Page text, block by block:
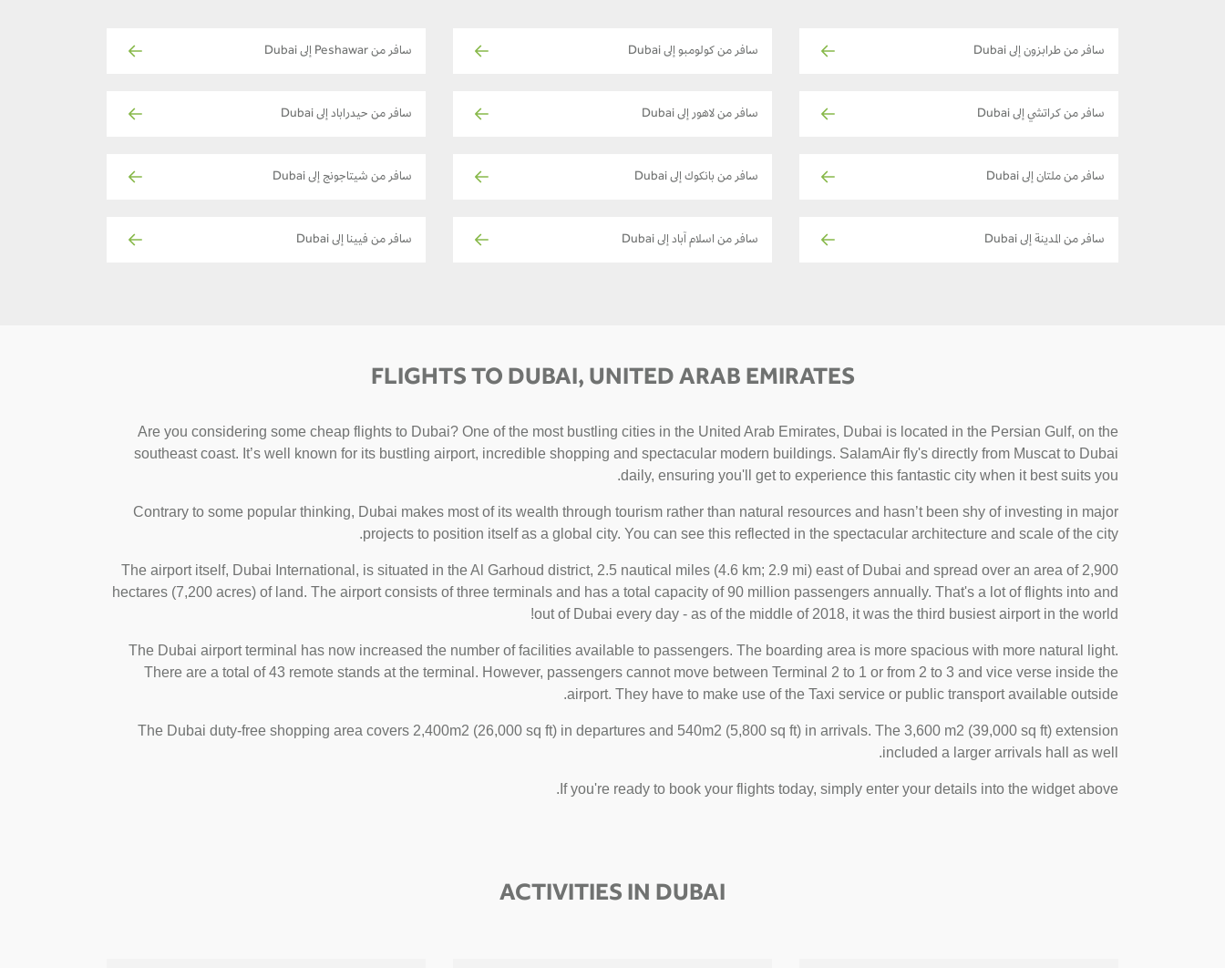
سافر من طرابزون إلى Dubai سافر من كولومبو إلى Dubai سافر من Peshawar إلى Dubai
سافر من كراتشي إلى Dubai سافر من لاهور إلى Dubai سافر من حيدراباد إلى Dubai
سافر من ملتان إلى Dubai سافر من بانكوك إلى Dubai سافر من شيتاجونج إلى Dubai
سافر من المدينة إلى Dubai سافر من اسلام آباد إلى Dubai سافر من فيينا إلى Dubai
FLIGHTS TO DUBAI, UNITED ARAB EMIRATES
Are you considering some cheap flights to Dubai? One of the most bustling cities in the United Arab Emirates, Dubai is located in the Persian Gulf, on the
southeast coast. It’s well known for its bustling airport, incredible shopping and spectacular modern buildings. SalamAir fly's directly from Muscat to Dubai
daily, ensuring you'll get to experience this fantastic city when it best suits you.
Contrary to some popular thinking, Dubai makes most of its wealth through tourism rather than natural resources and hasn’t been shy of investing in major
projects to position itself as a global city. You can see this reflected in the spectacular architecture and scale of the city.
The airport itself, Dubai International, is situated in the Al Garhoud district, 2.5 nautical miles (4.6 km; 2.9 mi) east of Dubai and spread over an area of 2,900
hectares (7,200 acres) of land. The airport consists of three terminals and has a total capacity of 90 million passengers annually. That's a lot of flights into and
out of Dubai every day - as of the middle of 2018, it was the third busiest airport in the world!
The Dubai airport terminal has now increased the number of facilities available to passengers. The boarding area is more spacious with more natural light.
There are a total of 43 remote stands at the terminal. However, passengers cannot move between Terminal 2 to 1 or from 2 to 3 and vice verse inside the
airport. They have to make use of the Taxi service or public transport available outside.
The Dubai duty-free shopping area covers 2,400m2 (26,000 sq ft) in departures and 540m2 (5,800 sq ft) in arrivals. The 3,600 m2 (39,000 sq ft) extension
included a larger arrivals hall as well.
If you're ready to book your flights today, simply enter your details into the widget above.
ACTIVITIES IN DUBAI